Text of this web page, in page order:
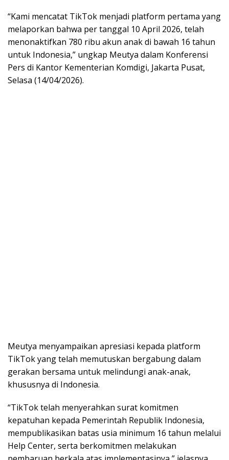
“Kami mencatat TikTok menjadi platform pertama yang
melaporkan bahwa per tanggal 10 April 2026, telah
menonaktifkan 780 ribu akun anak di bawah 16 tahun
untuk Indonesia,” ungkap Meutya dalam Konferensi
Pers di Kantor Kementerian Komdigi, Jakarta Pusat,
Selasa (14/04/2026).
Meutya menyampaikan apresiasi kepada platform
TikTok yang telah memutuskan bergabung dalam
gerakan bersama untuk melindungi anak-anak,
khususnya di Indonesia.
“TikTok telah menyerahkan surat komitmen
kepatuhan kepada Pemerintah Republik Indonesia,
mempublikasikan batas usia minimum 16 tahun melalui
Help Center, serta berkomitmen melakukan